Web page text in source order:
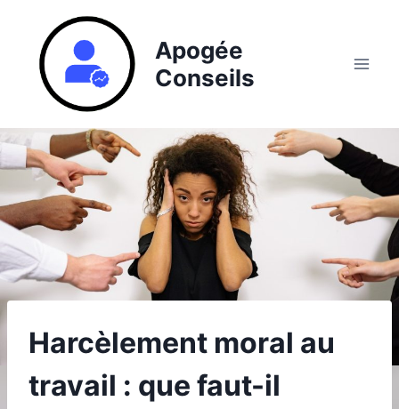
contenu
Apogée
Conseils
Harcèlement moral au
travail : que faut-il